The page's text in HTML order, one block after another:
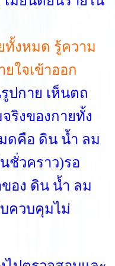
ทั้งหมด รู้ความ
ใจเข้าออก
กาย เห็นตถ
ริงของกายทั้ง
ดคือ ดิน น้ำ ลม
ชั่วคราว)รอ
อง ดิน น้ำ ลม
ควบคุมไม่